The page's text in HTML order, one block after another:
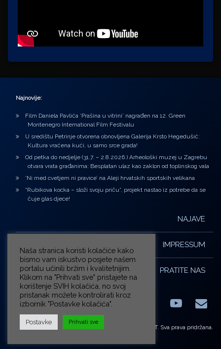
Najnovije:
Film Daniela Pavlića ‘Prašina u vitrini’ nagrađen na 12. Green
Montenegro International Film Festivalu
U središtu Petrinje otvorena obnovljena Galerija Krsto Hegedušić:
Kultura vraćena kući, u samo srce grada!
Od petka do nedjelje (31.7. – 2.8.2026.) Arheološki muzej u Zagrebu
otvara vrata građanima: Besplatan ulaz kao zaklon od toplinskog vala
‘Ni med cvetjem ni pravice’ na Aleji hrvatskih sportskih velikana
“Rubikova kocka – složi svoju priču”, projekt nastao iz potrebe da se
čuje glas djece!
NAJAVE
IMPRESSUM
PRATITE NAS
FacebookLinkedIn E-
© ZG-KULT. Sva prava pridržana.
Naša stranica koristi kolačiće kako
bismo vam iskustvo posjete našem
portalu učinili bržim i kvalitetnijim.
Klikom na "Prihvati sve" pristajete na
korištenje SVIH kolačića, no svoj
pristanak možete kontrolirati kroz
izbornik "Postavke kolačića".
Postavke Prihvati sve